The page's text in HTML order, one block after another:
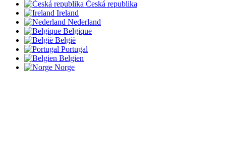
Česká republika
Ireland
Nederland
Belgique
België
Portugal
Belgien
Norge